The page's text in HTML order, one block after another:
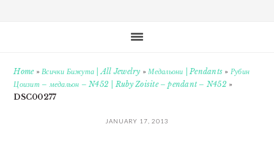
Home»Всички Бижута | All Jewelry »Медальони | Pendants » Рубин
Цоизит – медальон – N452 | Ruby Zoisite – pendant – N452 »
DSC00277
JANUARY 17, 2013